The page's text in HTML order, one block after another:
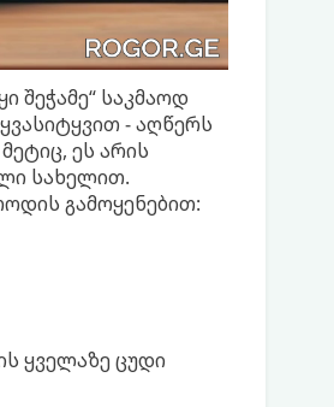
შეჭამე“ საკმაოდ
- აღწერს
ეს არის
სახელით.
გამოყენებით:
ყველაზე ცუდი